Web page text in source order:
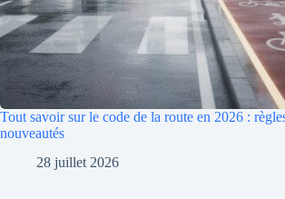
Tout savoir sur le code de la route en 2026 :
nouveautés
28 juillet 2026